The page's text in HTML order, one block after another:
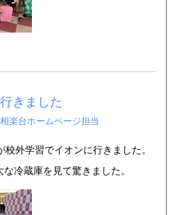
きました
相楽台ホームページ担当
外学習でイオンに行きました。
冷蔵庫を見て驚きました。